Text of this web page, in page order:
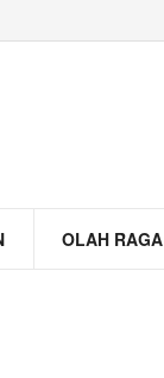
OLAH RAGA